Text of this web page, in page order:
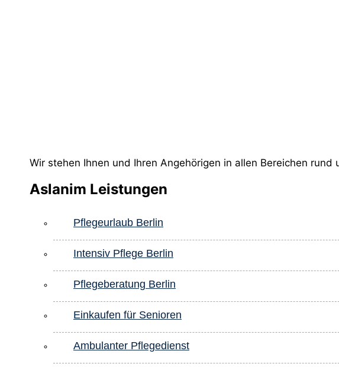
Wir stehen Ihnen und Ihren Angehörigen in allen Bereichen
Aslanim Leistungen
Pflegeurlaub Berlin
Intensiv Pflege Berlin
Pflegeberatung Berlin
Einkaufen für Senioren
Ambulanter Pflegedienst